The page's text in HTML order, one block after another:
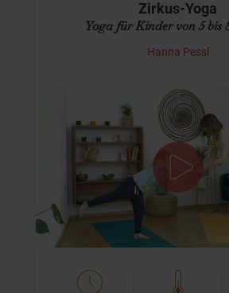
Zirkus-Yoga
Yoga für Kinder von 5 bis
Hanna Pessl
Manege frei!
Heute geht`s in den Zirkus. Wir fahren
Zug, schnuppern und futtern Popcorn
verschiedene Rollen. Zum Beispiel
ihren Mama- ode…